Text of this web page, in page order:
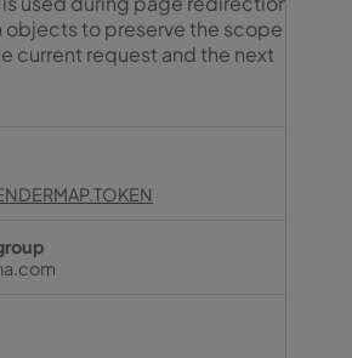
objects to preserve the scope
current request and the next